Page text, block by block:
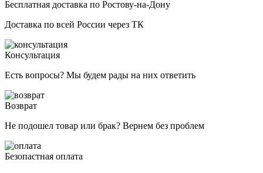
Бесплатная доставка по Ростову-на-Дону
Доставка по всей России через ТК
Консультация
Есть вопросы? Мы будем рады на них ответить
Возврат
Не подошел товар или брак? Вернем без проблем
Безопастная оплата